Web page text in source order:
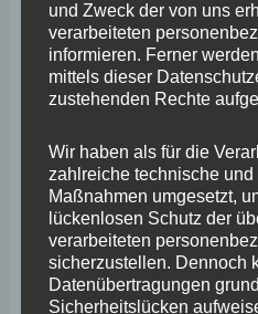
November 2024
Oktober 2024
September 2024
Juli 2024
Juni 2024
Mai 2024
April 2024
und Zweck der von uns
verarbeiteten
informieren. Ferner
mittels dieser
zustehenden Rechte
Wir haben als für die
zahlreiche technische
Maßnahmen umgesetzt,
lückenlosen Schutz der
verarbeiteten
sicherzustellen. Dennoch
Datenübertragungen
Sicherheitslücken